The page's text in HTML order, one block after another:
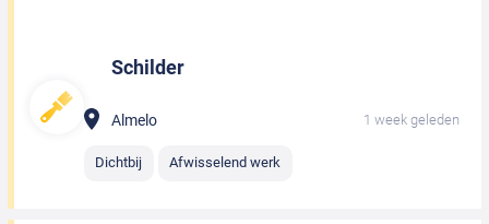
Schilder
Almelo 1 week geleden
Dichtbij Afwisselend werk